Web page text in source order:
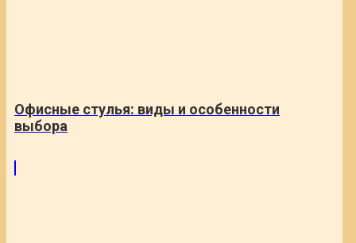
Офисные стулья: виды и особенности
выбора